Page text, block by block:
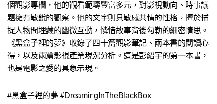
個觀影專欄，他的觀看範疇豐富多元，對影視動向、時事議
題擁有敏銳的觀察。他的文字則具敏感共情的性格，擅於捕
捉人物間埋藏的幽微互動，憐惜故事背後勾勒的細密情思。
《黑盒子裡的夢》收錄了四十篇觀影筆記、兩本書的閱讀心
得，以及兩篇影視產業現況分析。這是彭紹宇的第一本書，
也是電影之愛的具象示現。
#黑盒子裡的夢 #DreamingInTheBlackBox